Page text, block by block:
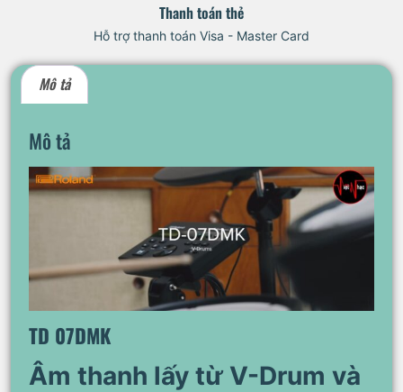
Thanh toán thẻ
Hỗ trợ thanh toán Visa - Master Card
Mô tả
Mô tả
TD 07DMK
Âm thanh lấy từ V-Drum và